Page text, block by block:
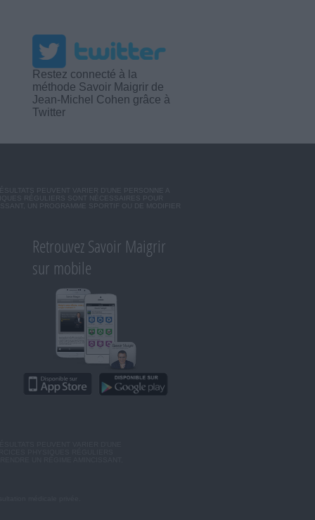
Restez connecté à la
méthode Savoir Maigrir de
Jean-Michel Cohen grâce à
Twitter
PEUVENT VARIER D'UNE PERSONNE A
RÉGULIERS SONT NÉCESSAIRES POUR
UN PROGRAMME SPORTIF OU DE MODIFIER
Retrouvez Savoir Maigrir
sur mobile